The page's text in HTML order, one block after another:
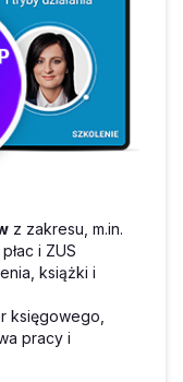
z zakresu, m.in.
i ZUS
książki i
księgowego,
pracy i